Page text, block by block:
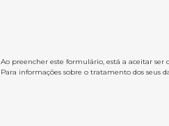
Ao preencher este formulário, está a aceitar ser
Para informações sobre o tratamento dos seus